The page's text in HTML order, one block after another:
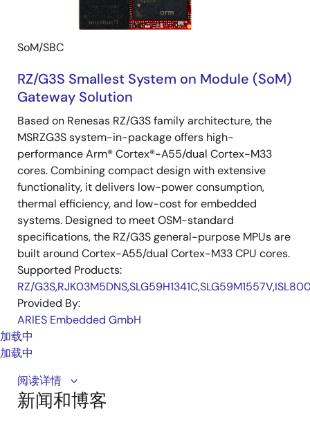
SoM/SBC
RZ/G3S Smallest System on Module (SoM)
Gateway Solution
Based on Renesas RZ/G3S family architecture, the
MSRZG3S system-in-package offers high-
performance Arm® Cortex®-A55/dual Cortex-M33
cores. Combining compact design with extensive
functionality, it delivers low-power consumption,
thermal efficiency, and low-cost for embedded
systems. Designed to meet OSM-standard
specifications, the RZ/G3S general-purpose MPUs are
built around Cortex-A55/dual Cortex-M33 CPU cores.
Supported Products:
RZ/G3S,RJK03M5DNS,SLG59H1341C,SLG59M1557V,
Provided By:
ARIES Embedded GmbH
加载中
加载中
An overview of Renesas’ digital and analog power
module lineup, which is designed to have excellent
efficiency, output voltage accuracy and transient
阅读详情
新闻和博客